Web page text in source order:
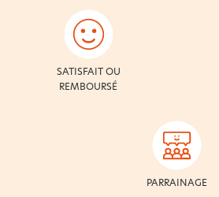
SATISFAIT OU
REMBOURSÉ
PARRAINAGE